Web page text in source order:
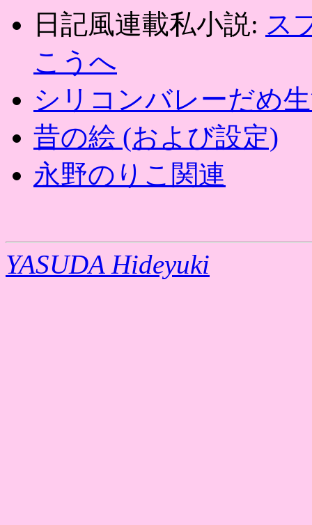
日記風連載私小説: ス
こうへ
シリコンバレーだめ
昔の絵 (および設定)
永野のりこ関連
YASUDA Hideyuki